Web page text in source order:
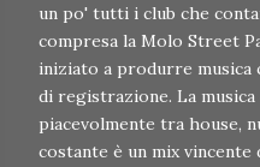
un po' tutti i club che
compresa la Molo Street
iniziato a produrre musica
di registrazione. La musica
piacevolmente tra house,
costante è un mix